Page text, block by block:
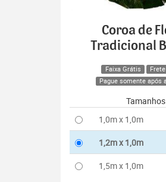
Coroa de
Tradicional
Faixa Grátis
Pague somente após
Tamanhos
1,0m x 1,0m
1,2m x 1,0m
1,5m x 1,0m